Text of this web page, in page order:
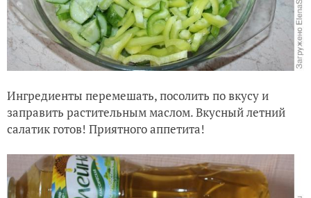
Ингредиенты перемешать, посолить по вкусу и
заправить растительным маслом. Вкусный летний
салатик готов! Приятного аппетита!